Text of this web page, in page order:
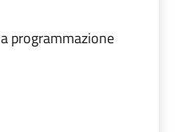
programmazione